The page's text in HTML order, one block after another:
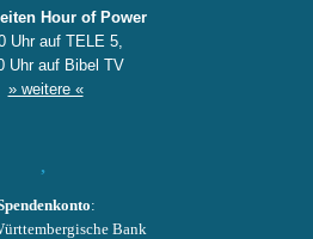
Hour of Power
Uhr auf TELE 5,
Uhr auf Bibel TV
» weitere «
:
Bank